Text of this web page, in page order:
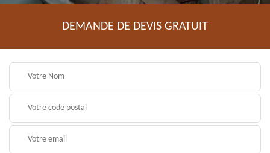
DEMANDE DE DEVIS GRATUIT